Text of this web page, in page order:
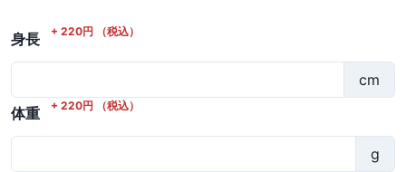
身長 + 220円 （税込）
cm
体重
+ 220円 （税込）
g